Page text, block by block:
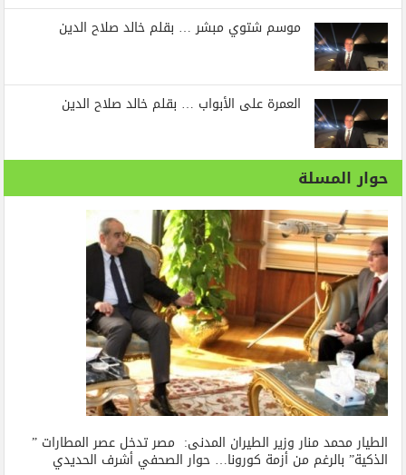
موسم شتوي مبشر … بقلم خالد صلاح الدين
العمرة على الأبواب … بقلم خالد صلاح الدين
حوار المسلة
الطيار محمد منار وزير الطيران المدنى: مصر تدخل عصر المطارات ”
الذكية” بالرغم من أزمة كورونا… حوار الصحفي أشرف الحديدي